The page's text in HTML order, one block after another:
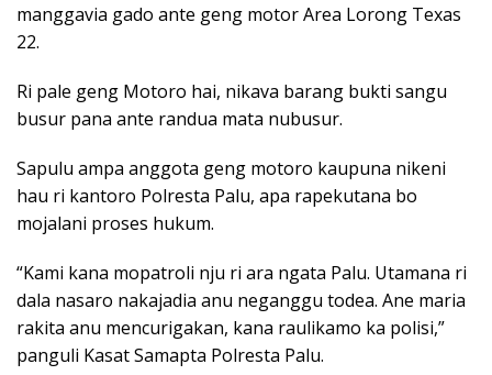
manggavia gado ante geng motor Area Lorong Texas
22.
Ri pale geng Motoro hai, nikava barang bukti sangu
busur pana ante randua mata nubusur.
Sapulu ampa anggota geng motoro kaupuna nikeni
hau ri kantoro Polresta Palu, apa rapekutana bo
mojalani proses hukum.
“Kami kana mopatroli nju ri ara ngata Palu. Utamana ri
dala nasaro nakajadia anu neganggu todea. Ane maria
rakita anu mencurigakan, kana raulikamo ka polisi,”
panguli Kasat Samapta Polresta Palu.